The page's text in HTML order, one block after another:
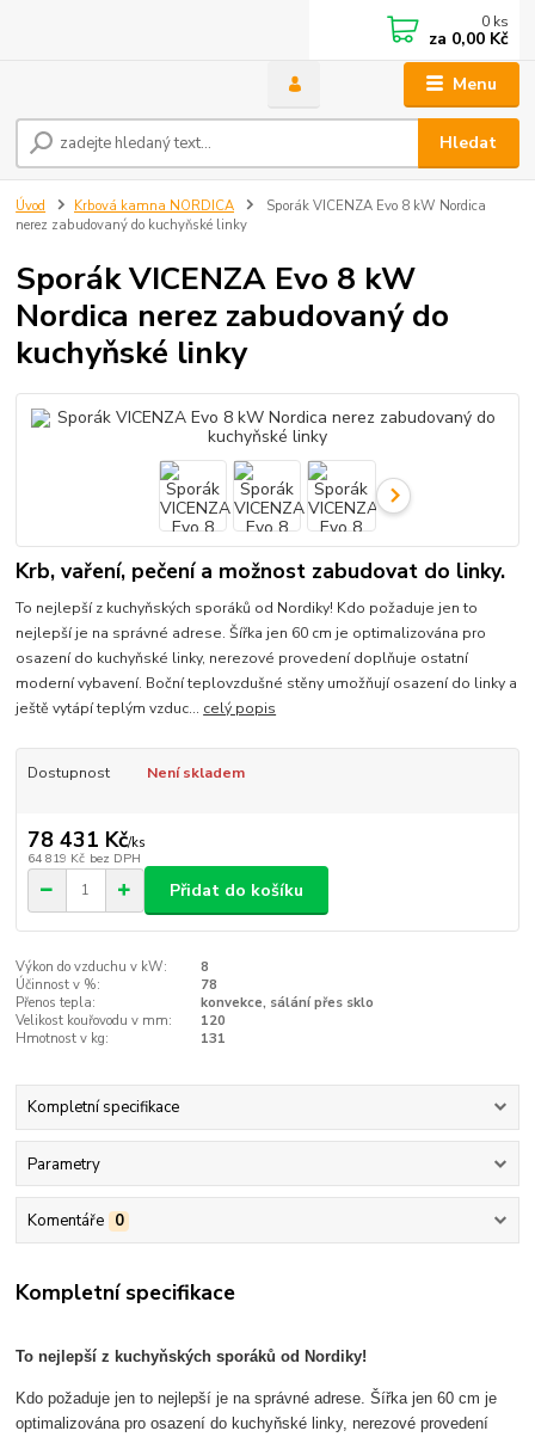
Menu
Hledat
0 ks
za 0,00 Kč
Úvod Krbová kamna NORDICA
Sporák VICENZA Evo 8 kW Nordica
nerez zabudovaný do kuchyňské linky
Sporák VICENZA Evo 8 kW
Nordica nerez zabudovaný do
kuchyňské linky
Krb, vaření, pečení a možnost zabudovat do linky.
To nejlepší z kuchyňských sporáků od Nordiky! Kdo požaduje jen to
nejlepší je na správné adrese. Šířka jen 60 cm je optimalizována pro
osazení do kuchyňské linky, nerezové provedení doplňuje ostatní
moderní vybavení. Boční teplovzdušné stěny umožňují osazení do linky a
ještě vytápí teplým vzduc... celý popis
Dostupnost Není skladem
78 431 Kč/ks
64 819 Kč bez DPH
Přidat do košíku
Výkon do vzduchu v kW:
8
Účinnost v %:
78
Přenos tepla:
konvekce, sálání přes sklo
Velikost kouřovodu v mm:
120
Hmotnost v kg:
131
Kompletní specifikace
Parametry
Komentáře 0
Kompletní specifikace
To nejlepší z kuchyňských sporáků od Nordiky!
Kdo požaduje jen to nejlepší je na správné adrese. Šířka jen 60 cm je
optimalizována pro osazení do kuchyňské linky, nerezové provedení